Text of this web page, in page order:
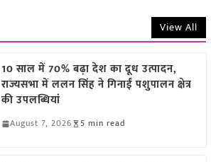
View All
10 साल में 70% बढ़ा देश का दूध उत्पादन,
राज्यसभा में ललन सिंह ने गिनाईं पशुपालन क्षेत्र
की उपलब्धियां
August 7, 2026 5 min read